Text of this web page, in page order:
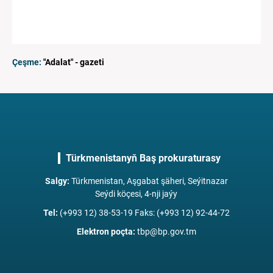
Çeşme: "Adalat" - gazeti
Türkmenistanyň Baş prokuraturasy
Salgy: Türkmenistan, Aşgabat şäheri, Seýitnazar
Seýdi köçesi, 4-nji jaýy
Tel : (+993 12) 38-53-19 Faks: (+993 12) 92-44-72
Elektron poçta: tbp@bp.gov.tm